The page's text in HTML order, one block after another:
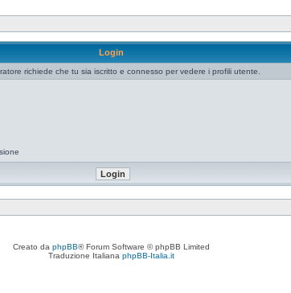
Login
richiede che tu sia iscritto e connesso per vedere i profili utente.
Creato da phpBB® Forum Software © phpBB Limited
Traduzione Italiana phpBB-Italia.it